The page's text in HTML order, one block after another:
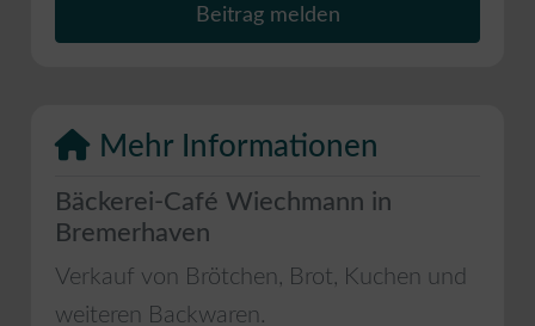
Beitrag melden
Mehr Informationen
Bäckerei-Café Wiechmann in
Bremerhaven
Verkauf von Brötchen, Brot, Kuchen und
weiteren Backwaren.